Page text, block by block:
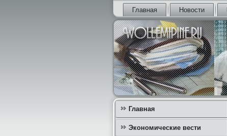
Главная Новости
Главная
Экономические вести